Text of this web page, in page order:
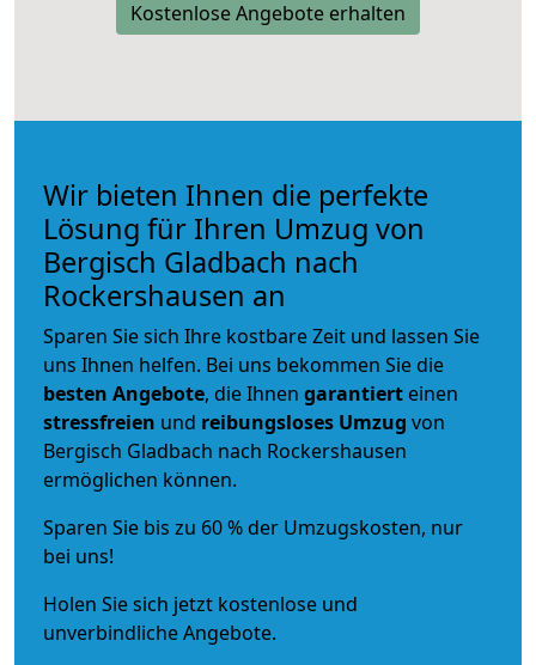
Kostenlose Angebote erhalten
Wir bieten Ihnen die perfekte
Lösung für Ihren Umzug von
Bergisch Gladbach nach
Rockershausen an
Sparen Sie sich Ihre kostbare Zeit und lassen Sie
uns Ihnen helfen. Bei uns bekommen Sie die
besten Angebote, die Ihnen garantiert einen
stressfreien und reibungsloses Umzug von
Bergisch Gladbach nach Rockershausen
ermöglichen können.
Sparen Sie bis zu 60 % der Umzugskosten, nur
bei uns!
Holen Sie sich jetzt kostenlose und
unverbindliche Angebote.